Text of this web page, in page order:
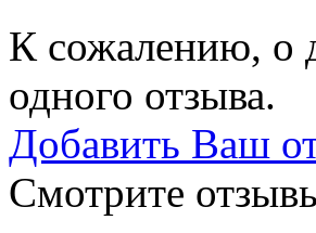
К сожалению, о
одного отзыва.
Добавить Ваш
Смотрите